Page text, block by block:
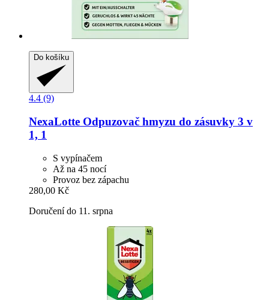
Do košíku
4.4 (9)
NexaLotte Odpuzovač hmyzu do zásuvky 3 v
1, 1
S vypínačem
Až na 45 nocí
Provoz bez zápachu
280,00 Kč
Doručení do 11. srpna